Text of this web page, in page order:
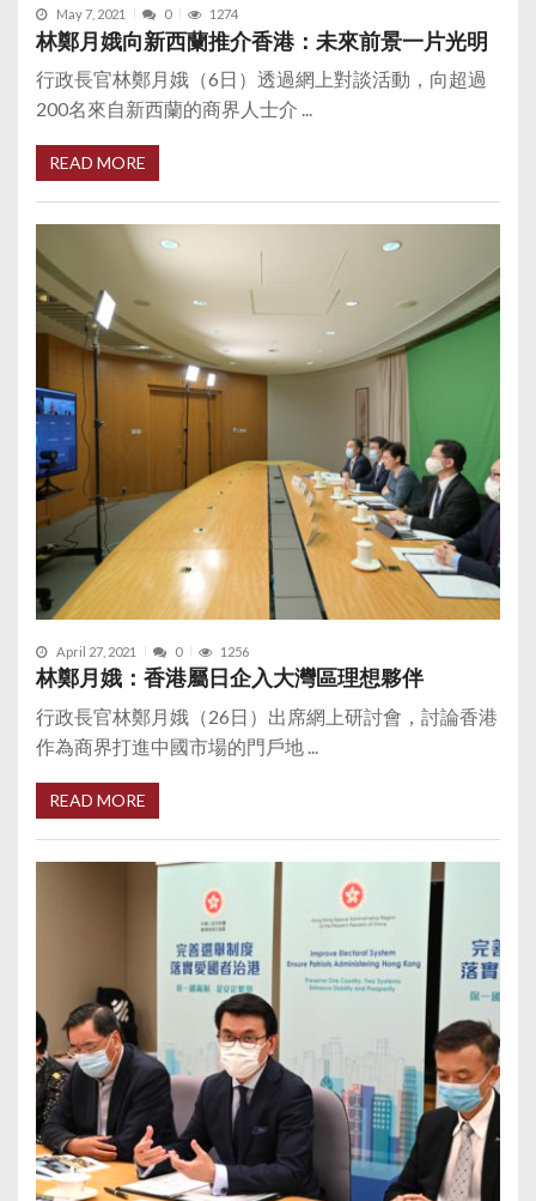
May 7, 2021 0 1274
林鄭月娥向新西蘭推介香港：未來前景一片光明
行政長官林鄭月娥（6日）透過網上對談活動，向超過
200名來自新西蘭的商界人士介 ...
READ MORE
April 27, 2021 0 1256
林鄭月娥：香港屬日企入大灣區理想夥伴
行政長官林鄭月娥（26日）出席網上研討會，討論香港
作為商界打進中國市場的門戶地 ...
READ MORE